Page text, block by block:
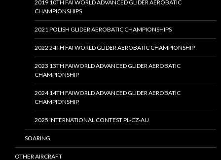
2019 10TH FAI WORLD ADVANCED GLIDER AEROBATIC
CHAMPIONSHIPS
2021 POLISH GLIDER AEROBATIC CHAMPIONSHIPS
2022 24TH FAI WORLD GLIDER AEROBATIC CHAMPIONSHIP
2023 13TH FAIWORLD ADVANCED GLIDER AEROBATIC
CHAMPIONSHIP
2024 14TH FAIWORLD ADVANCED GLIDER AEROBATIC
CHAMPIONSHIP
2025 INTERNATIONAL CONTEST PL-CZ-AU
SOARING
OTHER AIRCRAFT